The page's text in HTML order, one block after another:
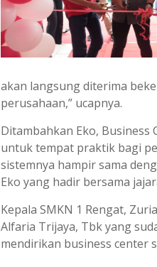
akan langsung diterima
perusahaan,” ucapnya.
Ditambahkan Eko, Business
untuk tempat praktik bagi
sistemnya hampir sama
Eko yang hadir bersama
Kepala SMKN 1 Rengat,
Alfaria Trijaya, Tbk yang
mendirikan business center